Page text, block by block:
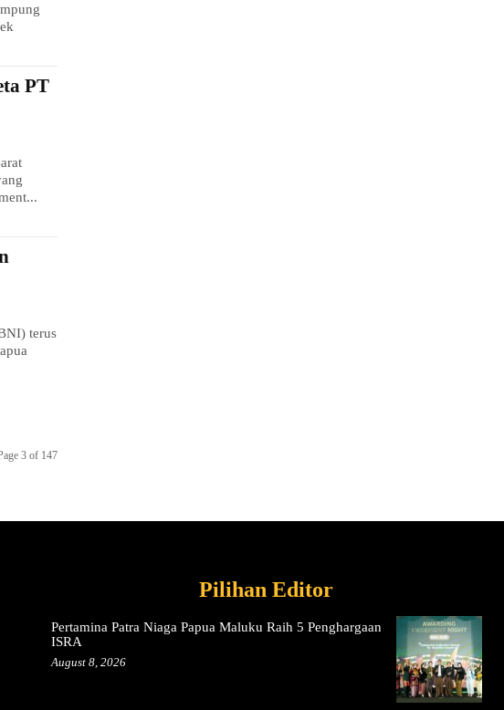
PT
terus
3 of 147
Pilihan Editor
Pertamina Patra Niaga Papua Maluku Raih 5 Penghargaan
ISRA
August 8, 2026